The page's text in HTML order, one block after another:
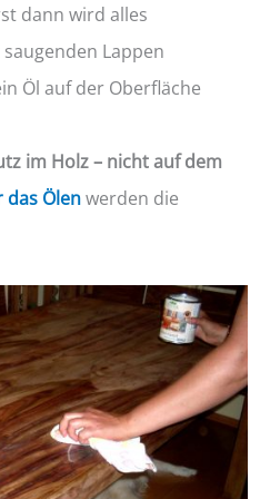
dann wird alles
Lappen
Öl auf der Oberfläche
im Holz – nicht auf dem
Ölenwerden die